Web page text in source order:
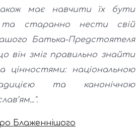
має навчити їх бути
та старанно нести свій
Батька-Предстоятеля
він зміг правильно знайти
цінностями: національною
та канонічною
Блаженнішого